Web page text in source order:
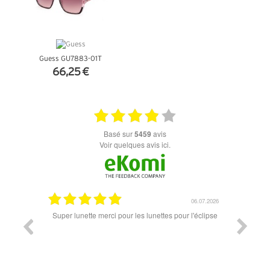
Guess GU7883-01T
66,25 €
basé sur5459 avis
Voir quelques avis ici.
06.07.2026
Super lunette merci pour les lunettes pour l'éclipse